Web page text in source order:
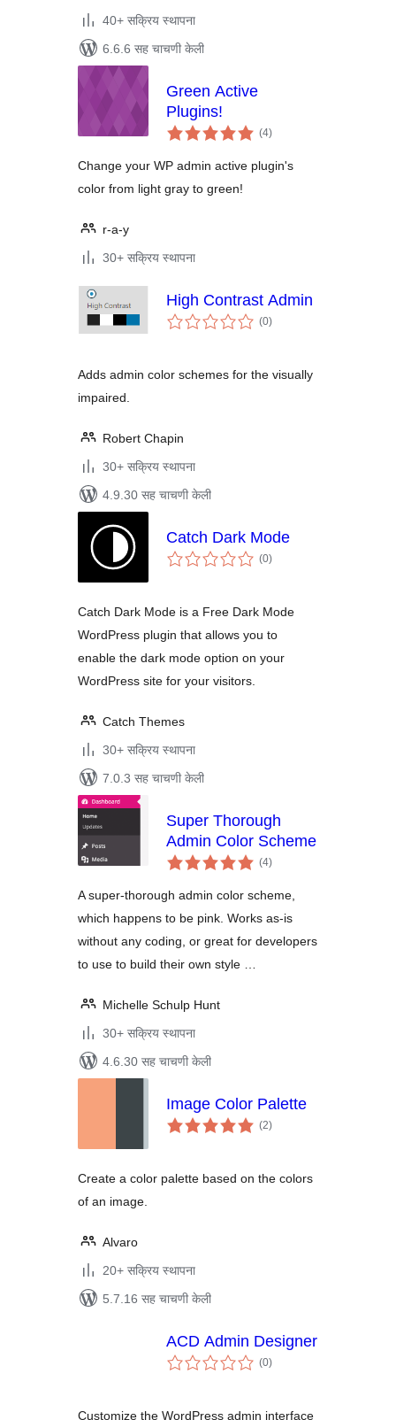
40+ सक्रिय स्थापना
6.6.6 सह चाचणी केली
Green Active
Plugins!
(4एकूण
मूल्यांकन
)
Change your WP admin active plugin's
color from light gray to green!
r-a-y
30+ सक्रिय स्थापना
High Contrast Admin
(0एकूण
मूल्यांकन
)
Adds admin color schemes for the visually
impaired.
Robert Chapin
30+ सक्रिय स्थापना
4.9.30 सह चाचणी केली
Catch Dark Mode
(0एकूण
मूल्यांकन
)
Catch Dark Mode is a Free Dark Mode
WordPress plugin that allows you to
enable the dark mode option on your
WordPress site for your visitors.
Catch Themes
30+ सक्रिय स्थापना
7.0.3 सह चाचणी केली
Super Thorough
Admin Color Scheme
(4एकूण
मूल्यांकन
)
A super-thorough admin color scheme,
which happens to be pink. Works as-is
without any coding, or great for developers
to use to build their own style …
Michelle Schulp Hunt
30+ सक्रिय स्थापना
4.6.30 सह चाचणी केली
Image Color Palette
(2एकूण
मूल्यांकन
)
Create a color palette based on the colors
of an image.
Alvaro
20+ सक्रिय स्थापना
5.7.16 सह चाचणी केली
ACD Admin Designer
(0एकूण
मूल्यांकन
)
Customize the WordPress admin interface